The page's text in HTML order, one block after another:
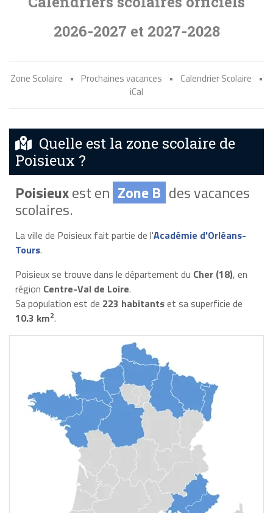
2026-2027 et 2027-2028
Zone Scolaire • Prochaines vacances • Calendrier Scolaire
•
iCal
Quelle est la zone scolaire de
Poisieux ?
Poisieuxest en Zone B des vacances
scolaires.
La ville de Poisieux fait partie de l'Académie d'Orléans-
Tours.
Poisieux se trouve dans le département du Cher (18), en
région Centre-Val de Loire.
Sa population est de 223 habitantset sa superficie de
10.3 km2.